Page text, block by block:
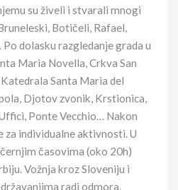
su živeli i stvarali mnogi
Botičeli, Rafael,
dolasku razgledanje grada u
Maria Novella, Crkva San
Santa Maria del
Djotov zvonik, Krstionica,
Ponte Vecchio… Nakon
za individualne aktivnosti. U
časovima (oko 20h)
Vožnja kroz Sloveniju i
radi odmora.